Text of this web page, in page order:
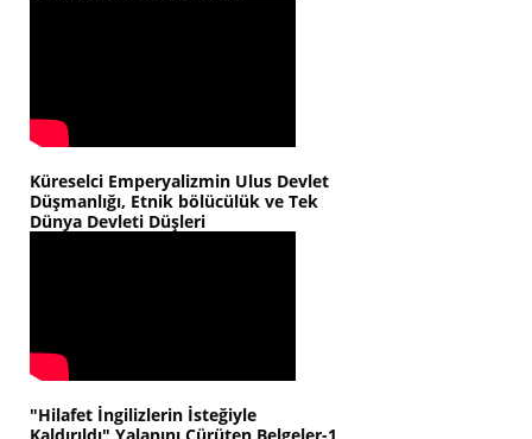
Küreselci Emperyalizmin Ulus Devlet
Düşmanlığı, Etnik bölücülük ve Tek
Dünya Devleti Düşleri
"Hilafet İngilizlerin İsteğiyle